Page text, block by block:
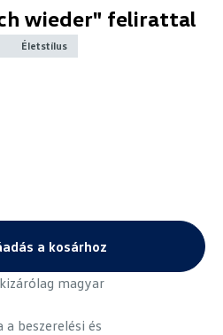
wieder" felirattal
Életstílus
a kosárhoz
magyar
beszerelési és